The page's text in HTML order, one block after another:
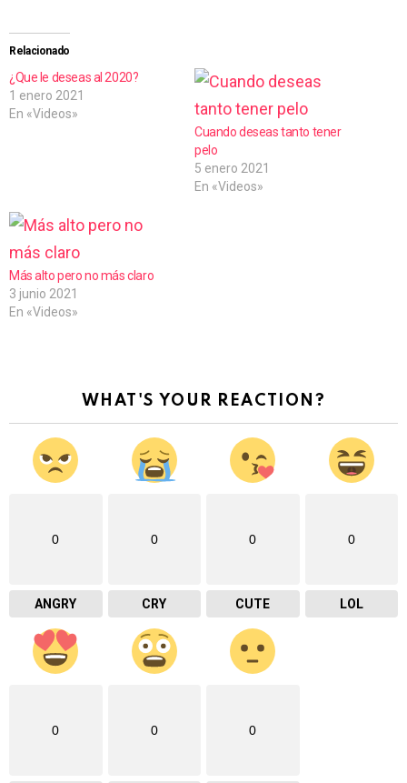
g
a
n
.
Relacionado
¿Que le deseas al 2020?
1 enero 2021
En «Videos»
Cuando deseas tanto tener
pelo
5 enero 2021
En «Videos»
Más alto pero no más claro
3 junio 2021
En «Videos»
WHAT'S YOUR REACTION?
0
ANGRY
0
CRY
0
CUTE
0
LOL
0 0 0